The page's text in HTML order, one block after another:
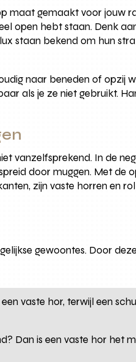
maat gemaakt voor jouw
open hebt staan. Denk
staan bekend om hun
naar beneden of opzij
als je ze niet gebruikt.
vanzelfsprekend. In de
door muggen. Met de
zijn vaste horren en
gewoontes. Door
vaste hor, terwijl een
Dan is een vaste hor het